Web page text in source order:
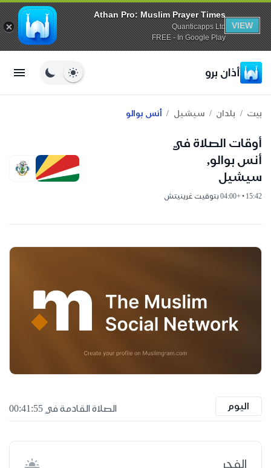
Athan Pro: Muslim Prayer Times
Quanticapps Ltd
FREE - In Google Play
VIEW
أذان برو
بيت / بلدان / سيشيل / أنس بوالو
أوقات الصلاة في
أنس بوالو,
سيشيل
15:42 • +04:00 بتوقيت غرينيتش
اليوم الصلاة القادمة في 00:41:55
الفجر